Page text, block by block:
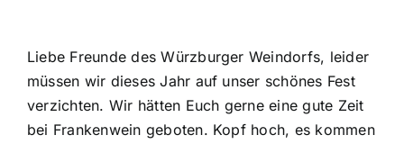
Liebe Freunde des Würzburger Weindorfs, leider
müssen wir dieses Jahr auf unser schönes Fest
verzichten. Wir hätten Euch gerne eine gute Zeit
bei Frankenwein geboten. Kopf hoch, es kommen